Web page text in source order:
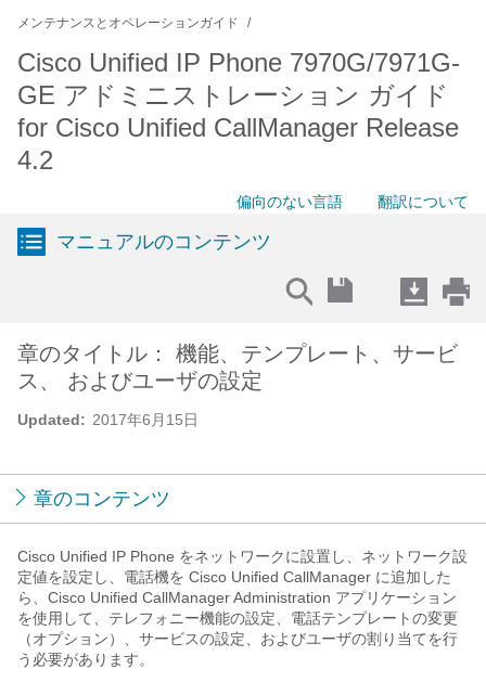
メンテナンスとオペレーションガイド
Cisco Unified IP Phone 7970G/7971G-
GE アドミニストレーション ガイド
for Cisco Unified CallManager Release
4.2
偏向のない言語 翻訳について
マニュアルのコンテンツ
Updated: 2017年6月15日
章のタイトル： 機能、テンプレート、サービ
ス、 およびユーザの設定
章のコンテンツ
Cisco Unified IP Phone をネットワークに設置し、ネットワーク設
定値を設定し、電話機を Cisco Unified CallManager に追加した
ら、Cisco Unified CallManager Administration アプリケーション
を使用して、テレフォニー機能の設定、電話テンプレートの変更
（オプション）、サービスの設定、およびユーザの割り当てを行
う必要があります。